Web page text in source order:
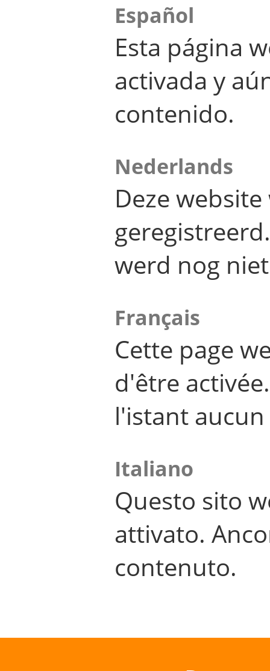
Español
Esta página
activada y
contenido.
Nederlands
Deze
werd nog
Français
Cette page
d'être
l'istant
Italiano
Questo sito
attivato.
contenuto.